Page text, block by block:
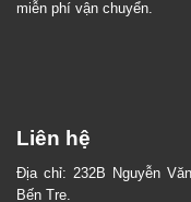
miễn phí vận chuyển.
Liên hệ
Địa chỉ: 232B Nguyễn
Bến Tre.